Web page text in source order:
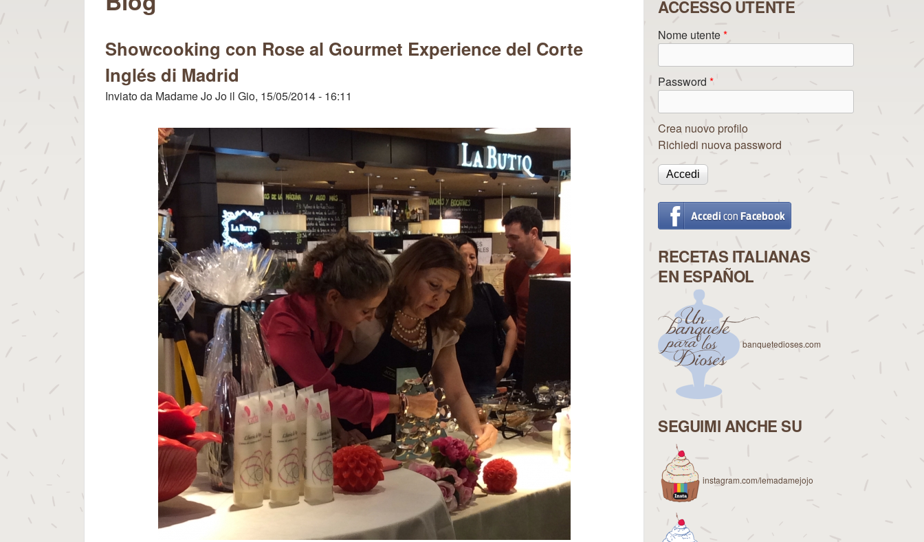
per gli Dei
Showcooking con Rose al Gourmet Experience del Corte
Inglés di Madrid
Inviato da Madame Jo Jo il Gio, 15/05/2014 - 16:11
ACCESSO UTENTE
Nome utente*
Password *
Crea nuovo profilo
Richiedi nuova password
RECETAS ITALIANAS
EN ESPAÑOL
banquetedioses.com
SEGUIMI ANCHE SU
instagram.com/lemadamejojo